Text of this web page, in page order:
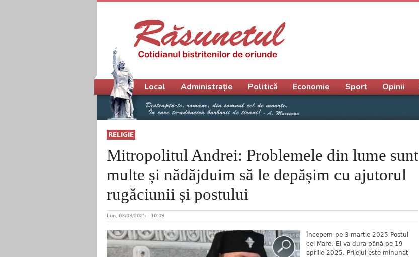
RELIGIE
Mitropolitul Andrei: Problemele din lume sunt
multe și nădăjduim să le depășim cu ajutorul
rugăciunii și postului
Lun, 03/03/2025 - 10:09
Începem pe 3 martie 2025 Postul
cel Mare. El va dura până pe 19
aprilie 2025. Prilejul este minunat
Meniu principal
Local Administrație Politică Economie Sport Opinii